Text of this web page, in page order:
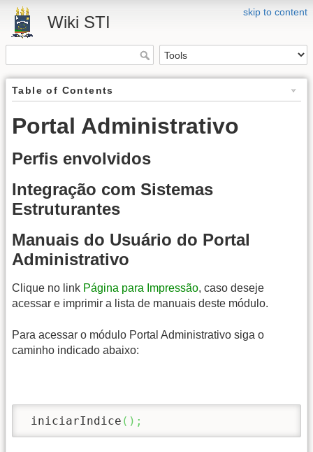
skip to content
Wiki STI
Table of Contents
Portal Administrativo
Perfis envolvidos
Integração com Sistemas
Estruturantes
Manuais do Usuário do Portal
Administrativo
Clique no link Página para Impressão, caso deseje
acessar e imprimir a lista de manuais deste módulo.
Para acessar o módulo Portal Administrativo siga o
caminho indicado abaixo:
iniciarIndice ( ) ;